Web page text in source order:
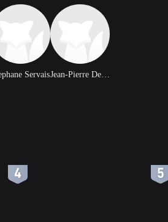
Servais Jean-Pierre Delage